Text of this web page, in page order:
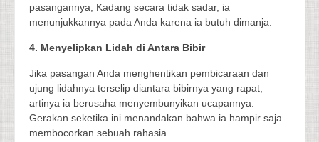
pasangannya, Kadang secara tidak sadar, ia
menunjukkannya pada Anda karena ia butuh dimanja.
4. Menyelipkan Lidah di Antara Bibir
Jika pasangan Anda menghentikan pembicaraan dan
ujung lidahnya terselip diantara bibirnya yang rapat,
artinya ia berusaha menyembunyikan ucapannya.
Gerakan seketika ini menandakan bahwa ia hampir saja
membocorkan sebuah rahasia.